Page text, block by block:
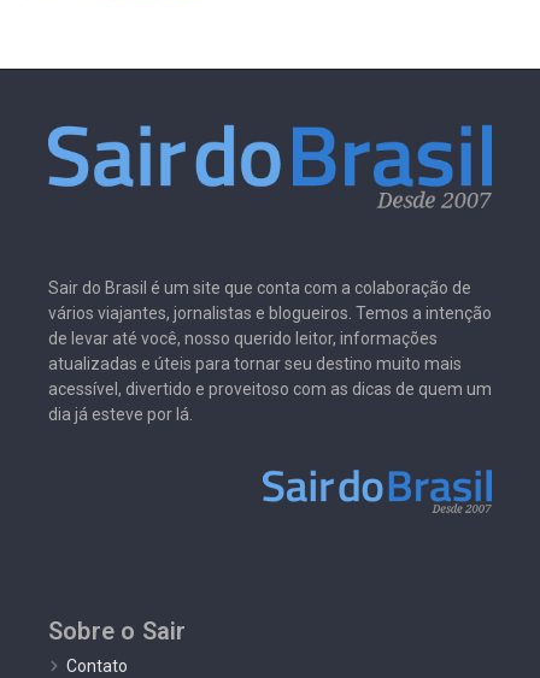
Sair do Brasil é um site que conta com a colaboração de
vários viajantes, jornalistas e blogueiros. Temos a intenção
de levar até você, nosso querido leitor, informações
atualizadas e úteis para tornar seu destino muito mais
acessível, divertido e proveitoso com as dicas de quem um
dia já esteve por lá.
Sobre o Sair
Contato